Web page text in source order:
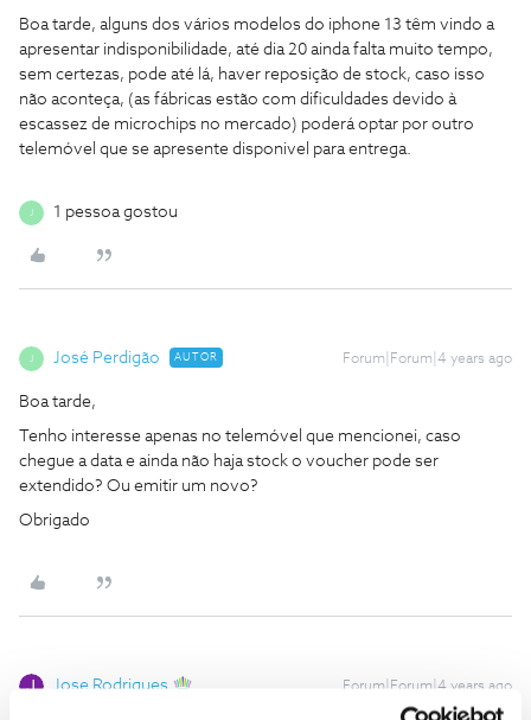
Boa tarde, alguns dos vários modelos do iphone 13 têm vindo a
apresentar indisponibilidade, até dia 20 ainda falta muito tempo,
sem certezas, pode até lá, haver reposição de stock, caso isso
não aconteça, (as fábricas estão com dificuldades devido à
escassez de microchips no mercado) poderá optar por outro
telemóvel que se apresente disponivel para entrega.
1 pessoa gostou
José Perdigão AUTOR Forum|Forum|4 years ago
Boa tarde,
Tenho interesse apenas no telemóvel que mencionei, caso
chegue a data e ainda não haja stock o voucher pode ser
extendido? Ou emitir um novo?
Obrigado
Jose Rodrigues Forum|Forum|4 years ago